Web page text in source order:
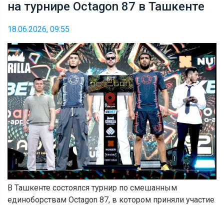
на турнире Octagon 87 в Ташкенте
18.06.2026, 09:55
В Ташкенте состоялся турнир по смешанным
единоборствам Octagon 87, в котором приняли участие